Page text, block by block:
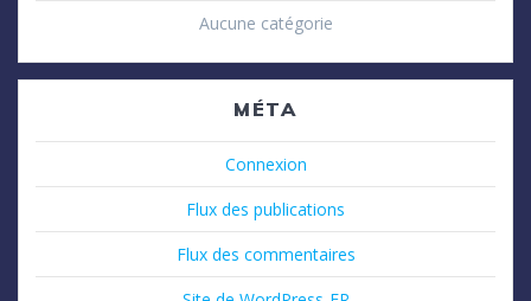
Aucune catégorie
MÉTA
Connexion
Flux des publications
Flux des commentaires